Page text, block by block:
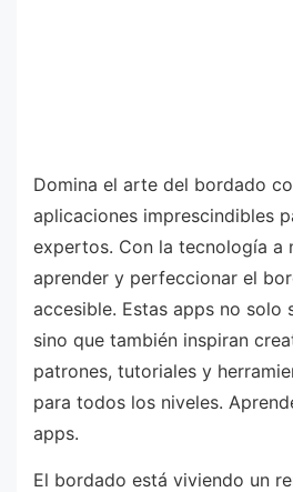
Domina el arte del bordado
aplicaciones imprescindibles
expertos. Con la tecnología a
aprender y perfeccionar el
accesible. Estas apps no solo
sino que también inspiran
patrones, tutoriales y
para todos los niveles.
apps.
El bordado está viviendo un